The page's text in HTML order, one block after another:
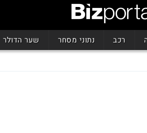
רכב נתוני מסחר שער הדולר